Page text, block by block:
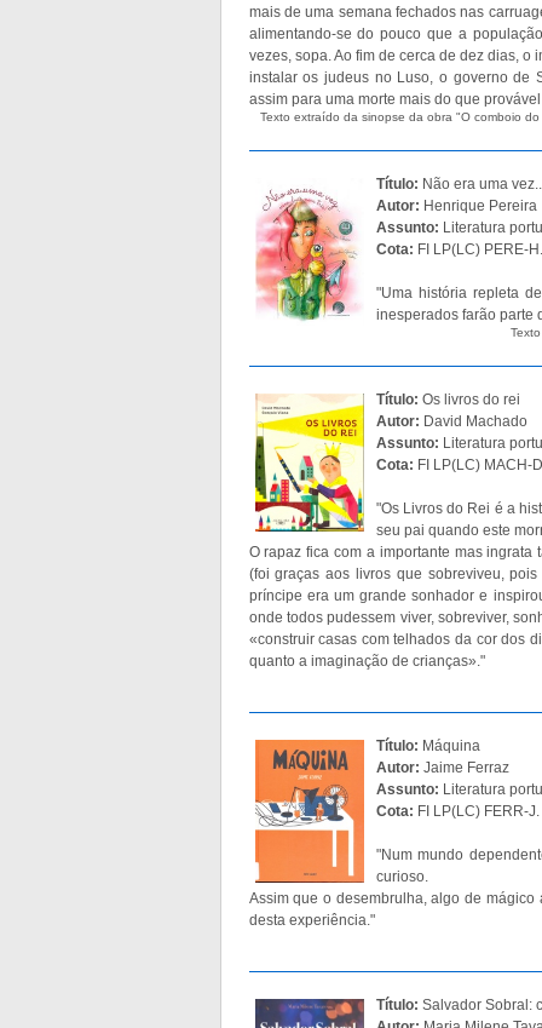
mais de uma semana fechados nas
alimentando-se do pouco que a
vezes, sopa. Ao fim de cerca de dez dias,
instalar os judeus no Luso, o governo de
assim para uma morte mais do que
Texto extraído da sinopse da obra "O comboio
Título: Não era uma
Autor: Henrique Pereira
Assunto: Literatura
Cota: FI LP(LC) PERE-
"Uma história repleta
inesperados farão parte
Título: Os livros do rei
Autor: David Machado
Assunto: Literatura
Cota: FI LP(LC) MACH-
"Os Livros do Rei é a
seu pai quando este
O rapaz fica com a importante mas
(foi graças aos livros que sobreviveu,
príncipe era um grande sonhador e
onde todos pudessem viver, sobreviver,
«construir casas com telhados da cor dos
quanto a imaginação de crianças»."
Título: Máquina
Autor: Jaime Ferraz
Assunto: Literatura
Cota: FI LP(LC) FERR-
"Num mundo
curioso.
Assim que o desembrulha, algo de
desta experiência."
Título: Salvador Sobral: